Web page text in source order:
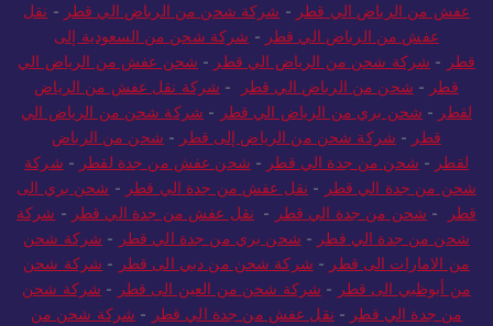
عفش من الرياض الي قطر - شركة شحن من الرياض الي قطر - نقل
عفش من الرياض الي قطر - شركة شحن من السعودية إلى
قطر - شركة شحن من الرياض الي قطر - شحن عفش من الرياض الي
قطر - شحن من الرياض الي قطر - شركة نقل عفش من الرياض
لقطر - شحن بري من الرياض الي قطر - شركة شحن من الرياض الي
قطر - شركة شحن من الرياض إلى قطر - شحن من الرياض
لقطر - شحن من جدة الي قطر - شحن عفش من جدة لقطر - شركة
شحن من جدة الي قطر - نقل عفش من جدة الي قطر - شحن بري الى
قطر
- شحن من جدة الي قطر - نقل عفش من جدة الي قطر - شركة
شحن من جدة الي قطر - شحن بري من جدة الي قطر - شركة شحن
من الامارات الى قطر - شركة شحن من دبي الى قطر - شركة شحن
من أبوظبي الى قطر - شركة شحن من العين الى قطر - شركة شحن
من جدة الي قطر - نقل عفش من جدة الي قطر - شركة شحن من